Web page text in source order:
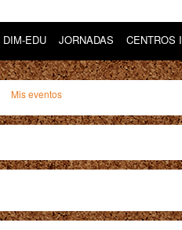
DIM-EDU JORNADAS CENTROS
Mis eventos